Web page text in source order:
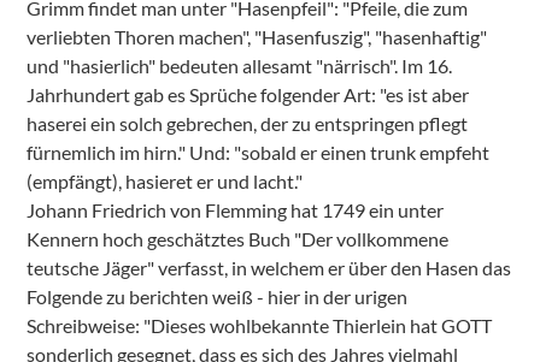
Grimm findet man unter "Hasenpfeil": "Pfeile, die zum
verliebten Thoren machen", "Hasenfuszig", "hasenhaftig"
und "hasierlich" bedeuten allesamt "närrisch". Im 16.
Jahrhundert gab es Sprüche folgender Art: "es ist aber
haserei ein solch gebrechen, der zu entspringen pflegt
fürnemlich im hirn." Und: "sobald er einen trunk empfeht
(empfängt), hasieret er und lacht."
Johann Friedrich von Flemming hat 1749 ein unter
Kennern hoch geschätztes Buch "Der vollkommene
teutsche Jäger" verfasst, in welchem er über den Hasen das
Folgende zu berichten weiß - hier in der urigen
Schreibweise: "Dieses wohlbekannte Thierlein hat GOTT
sonderlich gesegnet, dass es sich des Jahres vielmahl